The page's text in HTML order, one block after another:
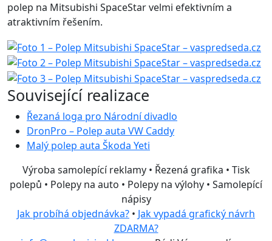
polep na Mitsubishi SpaceStar velmi efektivním a
atraktivním řešením.
Související realizace
Řezaná loga pro Národní divadlo
DronPro – Polep auta VW Caddy
Malý polep auta Škoda Yeti
Výroba samolepící reklamy • Řezená grafika • Tisk
polepů • Polepy na auto • Polepy na výlohy • Samolepící
nápisy
Jak probíhá objednávka? • Jak vypadá grafický návrh
ZDARMA?